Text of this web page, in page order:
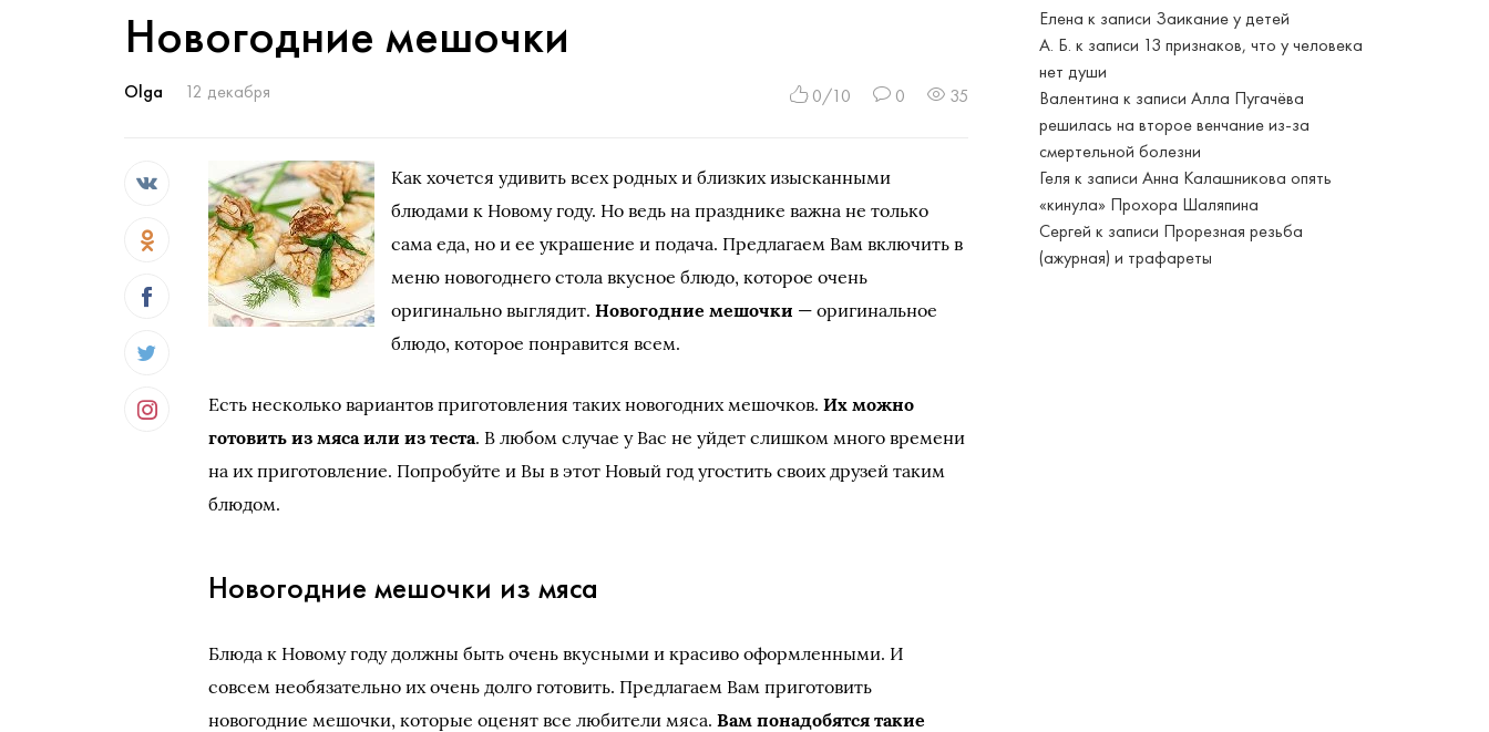
Елена к записи Заикание у детей
А. Б. к записи 13 признаков, что у человека
нет души
Валентина к записиАлла Пугачёва
решилась на второе венчание из-за
смертельной болезни
Геля к записиАнна Калашникова опять
«кинула» Прохора Шаляпина
Сергей к записи Прорезная резьба
(ажурная) и трафареты
Новогодние мешочки
Olga 12 декабря 0/10 0 35
Как хочется удивить всех родных и близких изысканными
блюдами к Новому году. Но ведь на празднике важна не только
сама еда, но и ее украшение и подача. Предлагаем Вам включить в
меню новогоднего стола вкусное блюдо, которое очень
оригинально выглядит.Новогодние мешочки — оригинальное
блюдо, которое понравится всем.
Есть несколько вариантов приготовления таких новогодних мешочков.Их можно
готовить из мяса или из теста. В любом случае у Вас не уйдет слишком много времени
на их приготовление. Попробуйте и Вы в этот Новый год угостить своих друзей таким
блюдом.
Новогодние мешочки из мяса
Блюда к Новому году должны быть очень вкусными и красиво оформленными. И
совсем необязательно их очень долго готовить. Предлагаем Вам приготовить
новогодние мешочки, которые оценят все любители мяса.Вам понадобятся такие